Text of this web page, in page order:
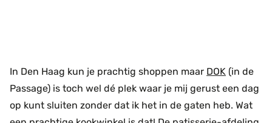
In Den Haag kun je prachtig shoppen maar DOK (in de
Passage) is toch wel dé plek waar je mij gerust een dag
op kunt sluiten zonder dat ik het in de gaten heb. Wat